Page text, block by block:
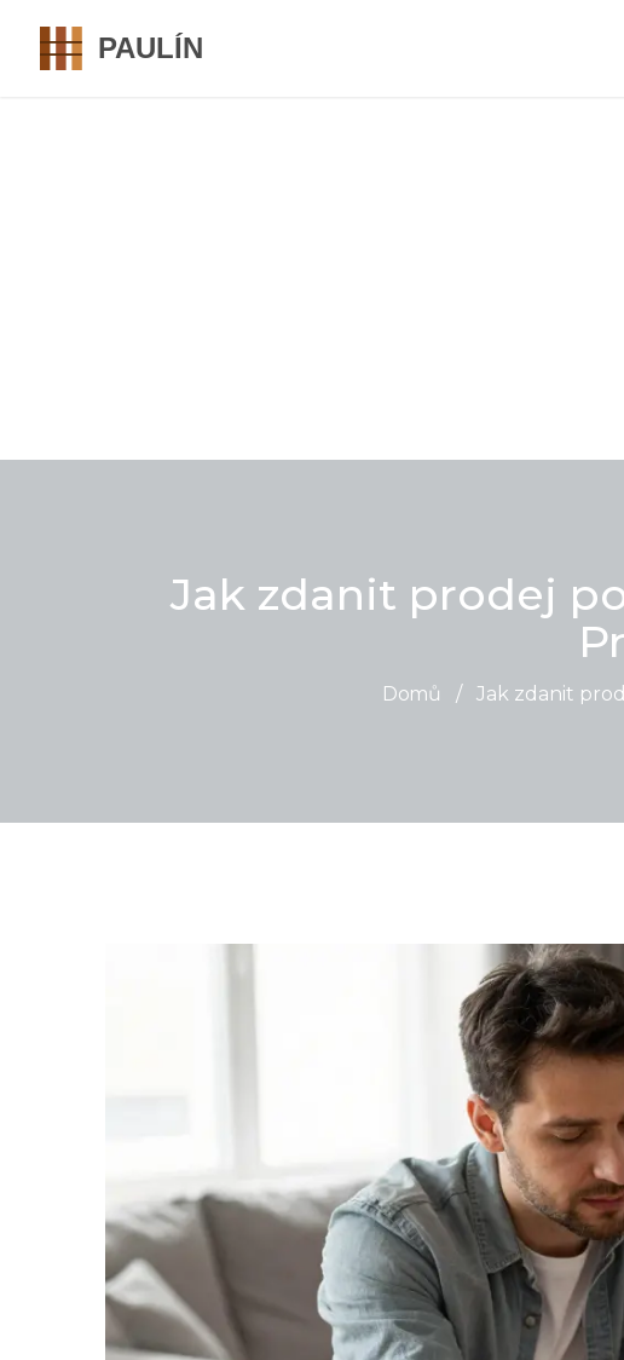
Jak zdanit prodej
Domů / Jak zdanit